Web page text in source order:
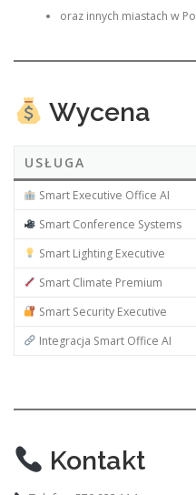
oraz innych miastach w
Wycena
USŁUGA
Smart Executive Office AI
Smart Conference Systems
Smart Lighting Executive
Smart Climate Premium
Smart Security Executive
Integracja Smart Office AI
Kontakt